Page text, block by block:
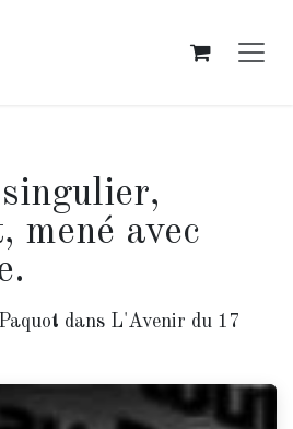
mené avec
dans L'Avenir du 17